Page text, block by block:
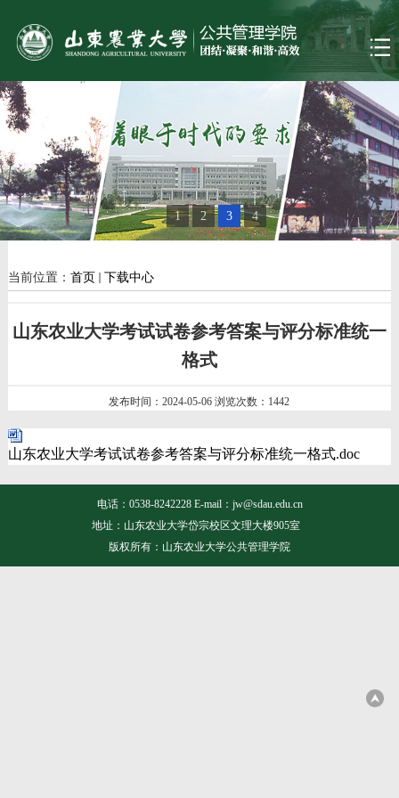
1 2 3 4
当前位置： 首页 下载中心
山东农业大学考试试卷参考答案与评分标准统一
格式
发布时间：2024-05-06 浏览次数： 1442
山东农业大学考试试卷参考答案与评分标准统一格式.doc
电话：0538-8242228 E-mail：jw@sdau.edu.cn
地址：山东农业大学岱宗校区文理大楼905室
版权所有：山东农业大学公共管理学院